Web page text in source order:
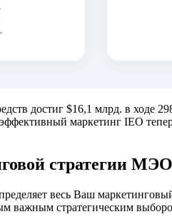
достиг $16,1 млрд. в ходе
маркетинг IEO
стратегии МЭО
весь Ваш
важным стратегическим